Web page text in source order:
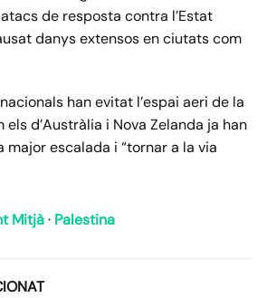
de resposta contra l’Estat
danys extensos en ciutats com
han evitat l’espai aeri de la
els d’Austràlia i Nova Zelanda ja han
escalada i “tornar a la via
Mitjà· Palestina